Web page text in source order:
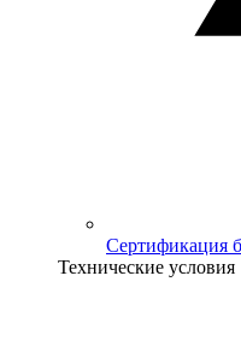
Сертификация
Технические условия